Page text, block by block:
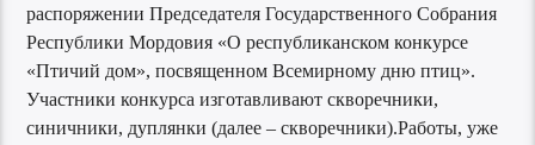
распоряжении Председателя Государственного Собрания
Республики Мордовия «О республиканском конкурсе
«Птичий дом», посвященном Всемирному дню птиц».
Участники конкурса изготавливают скворечники,
синичники, дуплянки (далее – скворечники).Работы, уже